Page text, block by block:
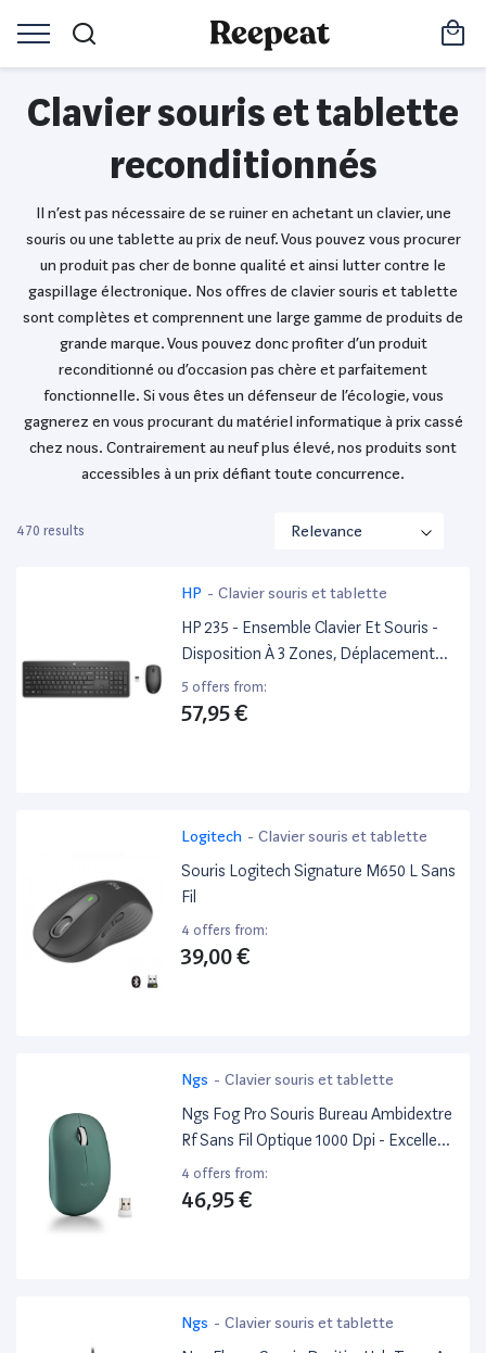
Clavier souris et tablette
reconditionnés
Il n’est pas nécessaire de se ruiner en achetant un clavier, une
souris ou une tablette au prix de neuf. Vous pouvez vous procurer
un produit pas cher de bonne qualité et ainsi lutter contre le
gaspillage électronique. Nos offres de clavier souris et tablette
sont complètes et comprennent une large gamme de produits de
grande marque. Vous pouvez donc profiter d’un produit
reconditionné ou d’occasion pas chère et parfaitement
fonctionnelle. Si vous êtes un défenseur de l’écologie, vous
gagnerez en vous procurant du matériel informatique à prix cassé
chez nous. Contrairement au neuf plus élevé, nos produits sont
accessibles à un prix défiant toute concurrence.
470 results
HP - Clavier souris et tablette
HP 235 - Ensemble Clavier Et Souris -
Disposition À 3 Zones, Déplacement
De Touche À Faible Profil - Full Size -
Sans Fil - 2.4 Ghz - Français - Noir -
5 offers from:
57,95 €
Logitech - Clavier souris et tablette
Souris Logitech Signature M650 L Sans
Fil
4 offers from:
39,00 €
Ngs - Clavier souris et tablette
Ngs Fog Pro Souris Bureau Ambidextre
Rf Sans Fil Optique 1000 Dpi - Excellent
État
4 offers from:
46,95 €
Ngs - Clavier souris et tablette